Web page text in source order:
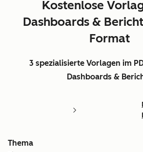
Kostenlose
Dashboards &
Format
3 spezialisierte Vorlagen im
Dashboards &
Thema